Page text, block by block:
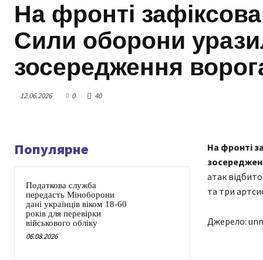
На фронті
Сили оборони
зосередження
12.06.2026 0 40
Популярне
Податкова служба
передасть Міноборони
дані українців віком 18-60
років для перевірки
військового обліку
06.08.2026
На фронті
атак
та три
Джерело: